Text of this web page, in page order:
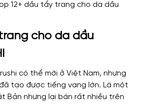
cho da dầu
có thể mới ở Việt Nam, nhưng
tạo được tiếng vang lớn. Là một
Bản nhưng lại bán rất nhiều trên